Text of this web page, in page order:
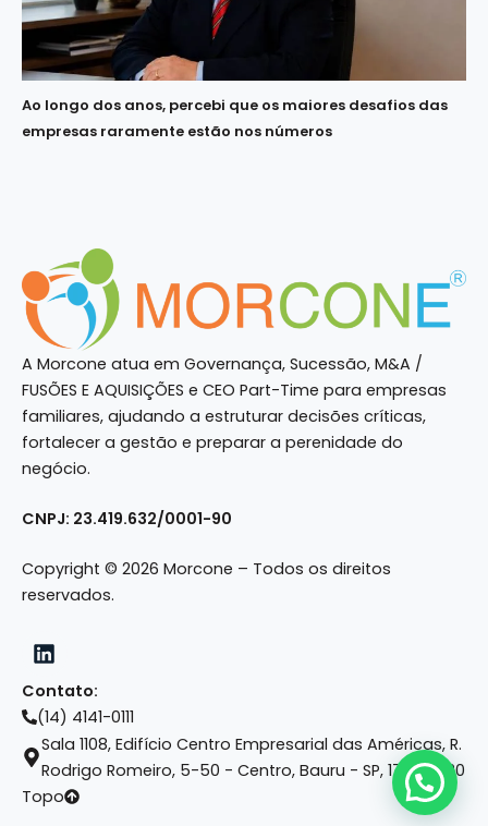
Ao longo dos anos, percebi que os maiores desafios das
empresas raramente estão nos números
A Morcone atua em Governança, Sucessão, M&A /
FUSÕES E AQUISIÇÕES e CEO Part-Time para empresas
familiares, ajudando a estruturar decisões críticas,
fortalecer a gestão e preparar a perenidade do
negócio.
CNPJ: 23.419.632/0001-90
Copyright © 2026 Morcone – Todos os direitos
reservados.
Contato:
(14) 4141-0111
Sala 1108, Edifício Centro Empresarial das Américas, R.
Rodrigo Romeiro, 5-50 - Centro, Bauru - SP, 17015-420
Topo